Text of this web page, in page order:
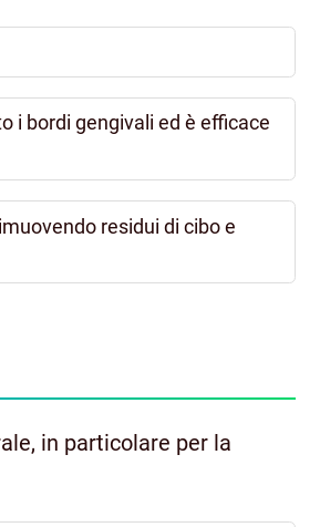
i bordi gengivali ed è efficace
residui di cibo e
in particolare per la